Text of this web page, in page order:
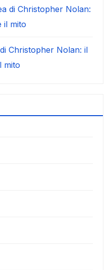
di Christopher Nolan:
il mito
di Christopher Nolan: il
mito